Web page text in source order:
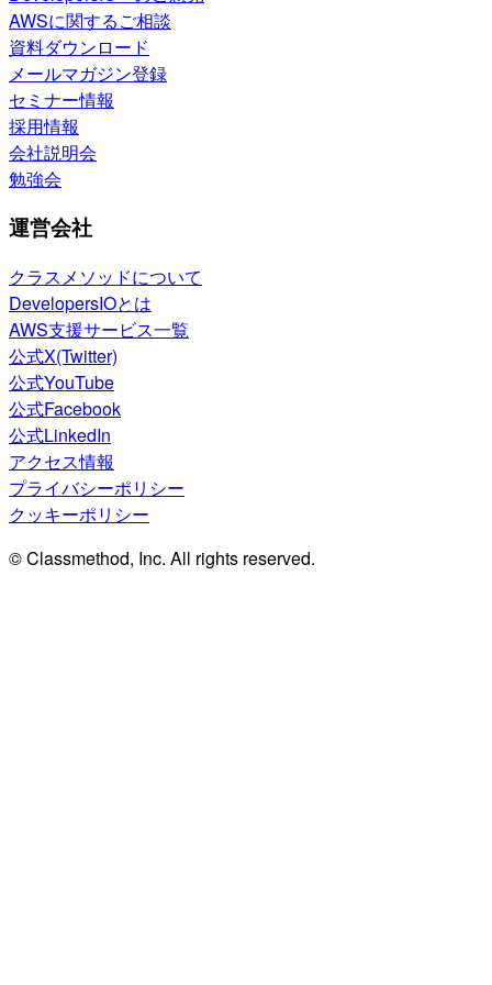
AWSに関するご相談
資料ダウンロード
メールマガジン登録
セミナー情報
採用情報
会社説明会
勉強会
運営会社
クラスメソッドについて
DevelopersIOとは
AWS支援サービス一覧
公式X(Twitter)
公式YouTube
公式Facebook
公式LinkedIn
アクセス情報
プライバシーポリシー
クッキーポリシー
© Classmethod, Inc. All rights reserved.